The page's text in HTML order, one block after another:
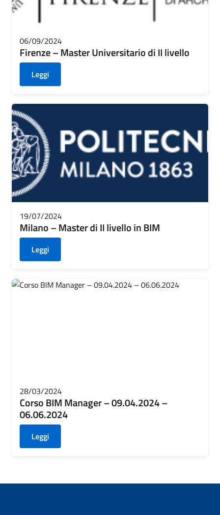
06/09/2024
Firenze – Master Universitario di II livello
Leggi
19/07/2024
Milano – Master di II livello in BIM
Leggi
28/03/2024
Corso BIM Manager – 09.04.2024 –
06.06.2024
Leggi